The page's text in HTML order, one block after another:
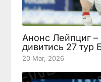
Анонс Лейпциг –
дивитись 27 тур
20 Mar, 2026